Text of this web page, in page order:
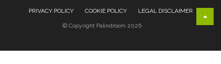
PRIVACY POLICY COOKIE POLICY LEGAL DISCLAIMER
© Copyright Palindroom 2026